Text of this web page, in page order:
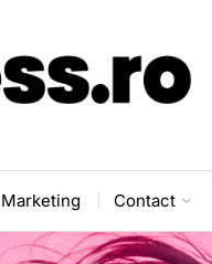
Marketing Contact